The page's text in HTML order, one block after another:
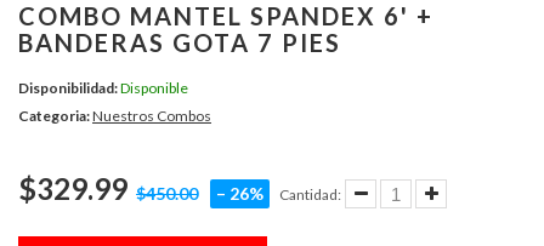
COMBO MANTEL SPANDEX 6' +
BANDERAS GOTA 7 PIES
Disponibilidad:Disponible
Categoria:Nuestros Combos
$329.99 $450.00 – 26% Cantidad: